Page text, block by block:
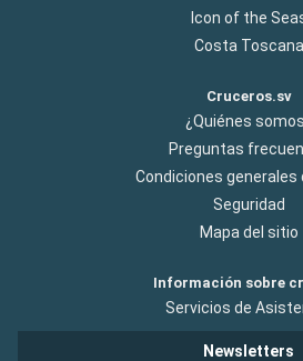
Icon of the
Costa Toscana
Cruceros.sv
¿Quiénes
Preguntas
Condiciones generales
Seguridad
Mapa del sitio
Información sobre
Servicios de
Newsletters